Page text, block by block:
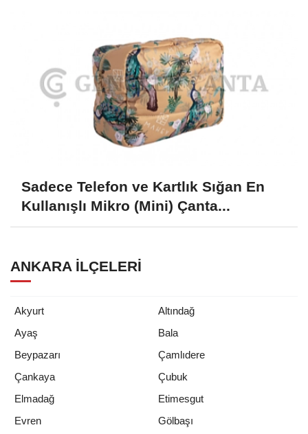
Sadece Telefon ve Kartlık Sığan En
Kullanışlı Mikro (Mini) Çanta...
ANKARA İLÇELERI
Akyurt
Altındağ
Ayaş
Bala
Beypazarı
Çamlıdere
Çankaya
Çubuk
Elmadağ
Etimesgut
Evren
Gölbaşı